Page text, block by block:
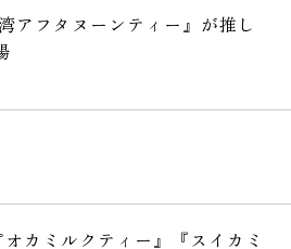
フタヌーンティー』が推し
カミルクティー』『スイカミ